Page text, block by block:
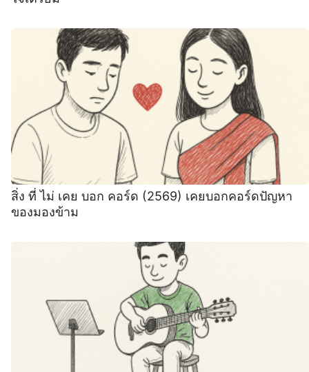
สิ่ง ที่ ไม่ เคย บอก คอร์ด (2569) เคยบอกคอร์ดปัญหา
ของมองข้าม